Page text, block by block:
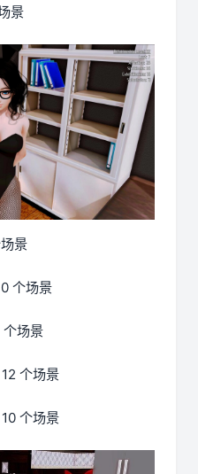
景
景
个场景
场景
个场景
个场景